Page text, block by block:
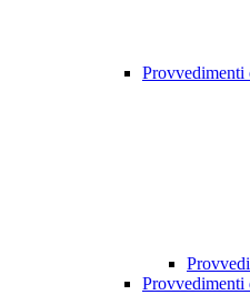
Provvedimenti